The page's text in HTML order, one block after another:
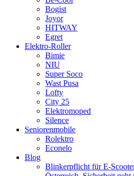
Bogist
Joyor
HITWAY
Egret
Elektro-Roller
Bimie
NIU
Super Soco
Wast Pusa
Lofty
City 25
Elektromoped
Silence
Seniorenmobile
Rolektro
Econelo
Blog
Blinkerpflicht für E-